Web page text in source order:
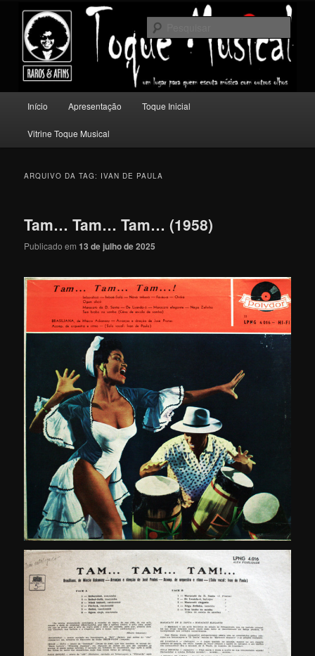
conteúdo
principal
conteúdo
secundário
Toque Musical
Um lugar para quem escuta música com outros olhos.
principal
Início Apresentação Toque Inicial
Vitrine Toque Musical
ARQUIVO DA TAG: IVAN DE PAULA
Tam… Tam… Tam… (1958)
Publicado em13 de julho de 2025